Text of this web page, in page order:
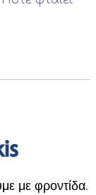
με φροντίδα.